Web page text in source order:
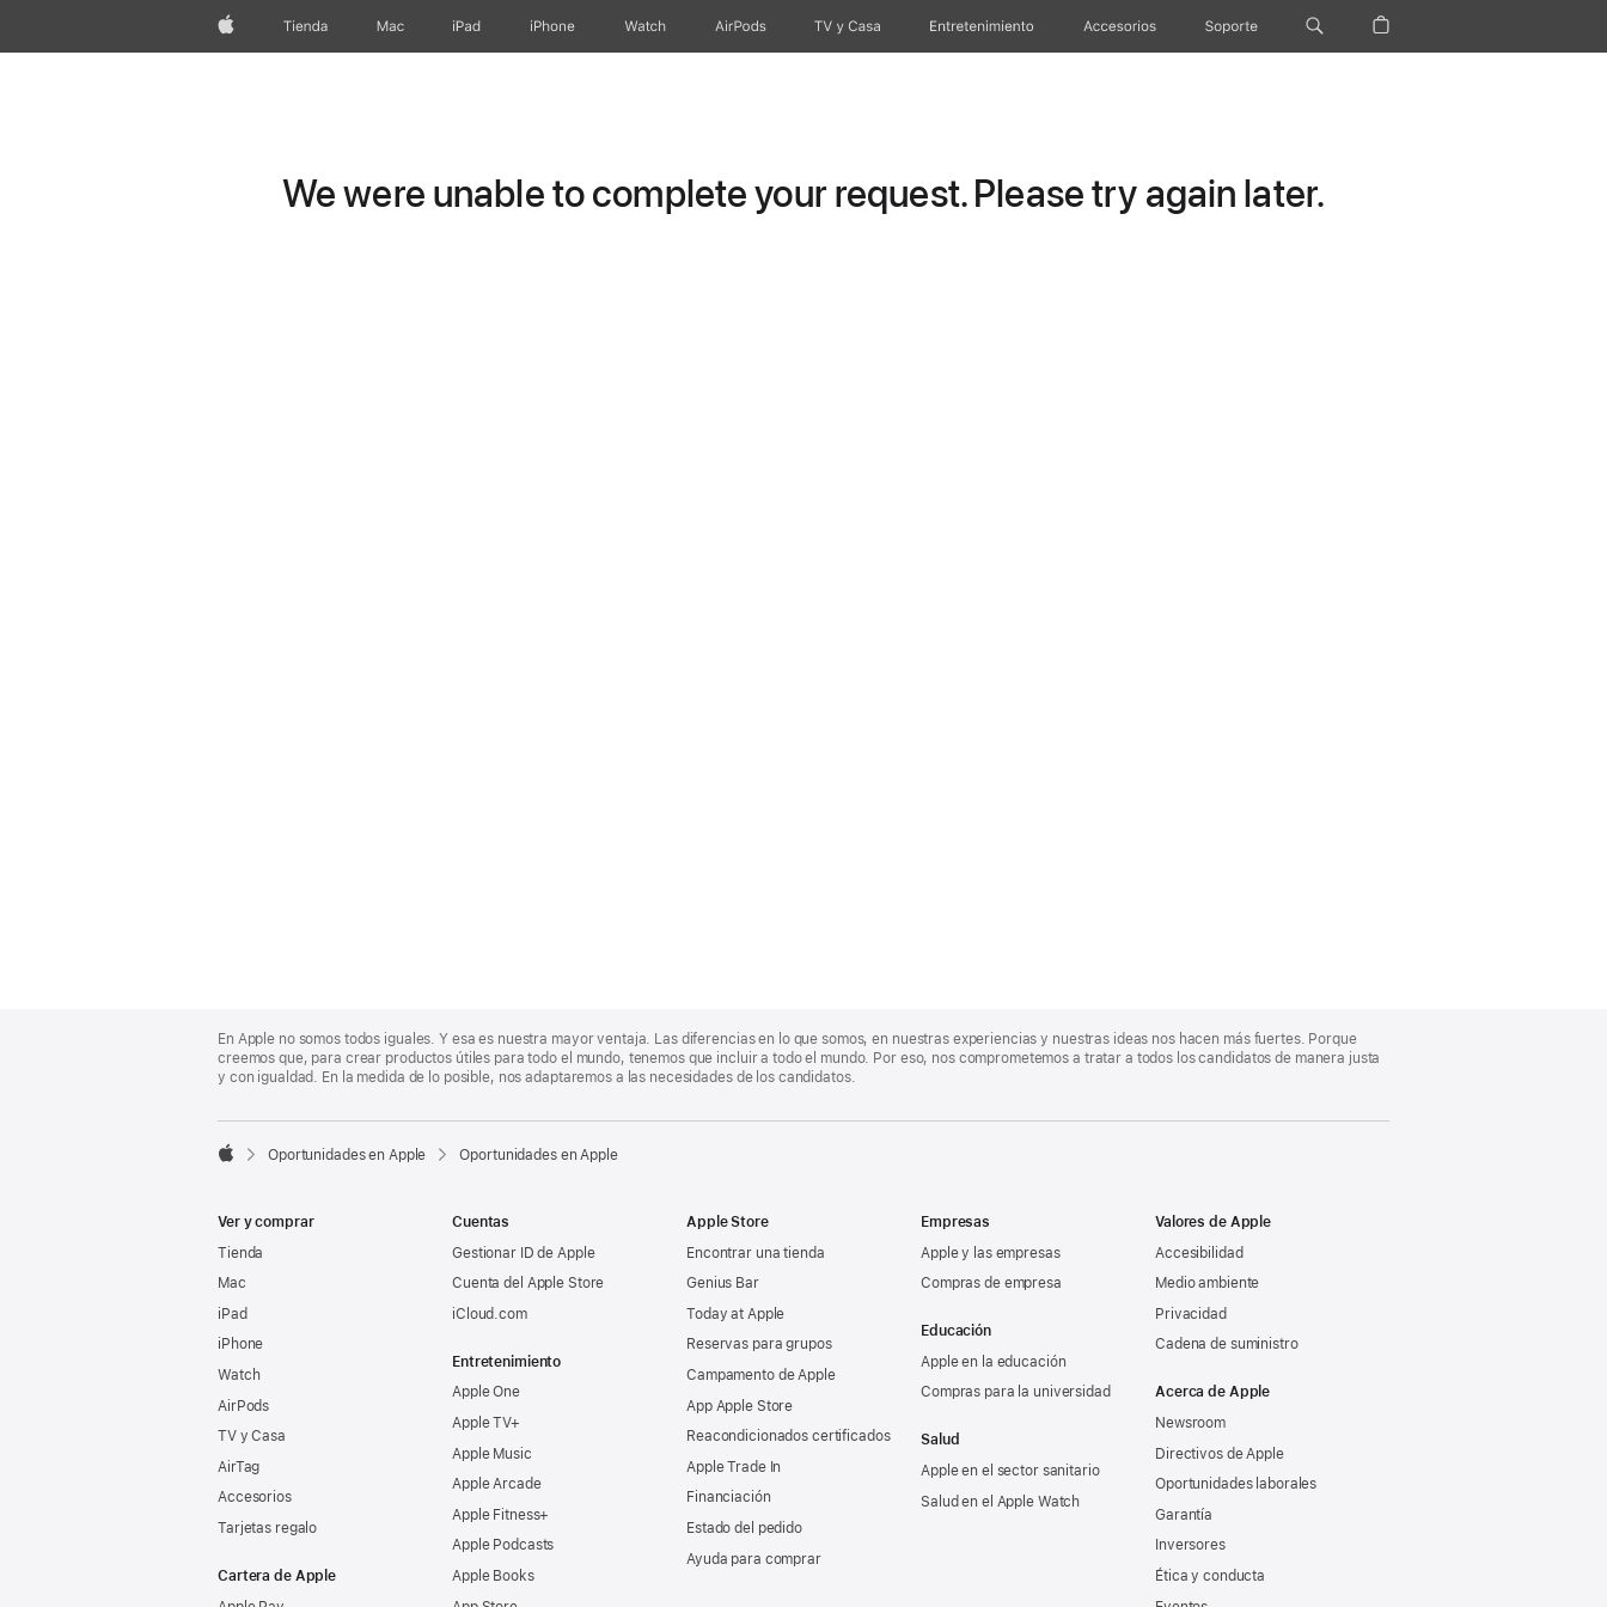
AppleTienda Mac iPad iPhone Watch AirPods TV y Casa Entretenimiento Accesorios Soporte
We were unable to complete your request. Please try again later.
Footer
En Apple no somos todos iguales. Y esa es nuestra mayor ventaja. Las diferencias en lo que somos, en nuestras experiencias y nuestras ideas nos hacen más fuertes. Porque
creemos que, para crear productos útiles para todo el mundo, tenemos que incluir a todo el mundo. Por eso, nos comprometemos a tratar a todos los candidatos de manera justa
y con igualdad. En la medida de lo posible, nos adaptaremos a las necesidades de los candidatos.

Oportunidades en Apple Oportunidades en Apple
Ver y comprar
Tienda
Mac
iPad
iPhone
Watch
AirPods
TV y Casa
AirTag
Accesorios
Tarjetas regalo
Cartera de Apple
Cuentas
Gestionar ID de Apple
Cuenta del Apple Store
iCloud.com
Entretenimiento
Apple One
Apple TV+
Apple Music
Apple Arcade
Apple Fitness+
Apple Podcasts
Apple Books
Apple Store
Encontrar una tienda
Genius Bar
Today at Apple
Reservas para grupos
Campamento de Apple
App Apple Store
Reacondicionados certificados
Apple Trade In
Financiación
Estado del pedido
Ayuda para comprar
Empresas
Apple y las empresas
Compras de empresa
Educación
Apple en la educación
Compras para la universidad
Salud
Apple en el sector sanitario
Salud en el Apple Watch
Valores de Apple
Accesibilidad
Medio ambiente
Privacidad
Cadena de suministro
Acerca de Apple
Newsroom
Directivos de Apple
Oportunidades laborales
Garantía
Inversores
Ética y conducta